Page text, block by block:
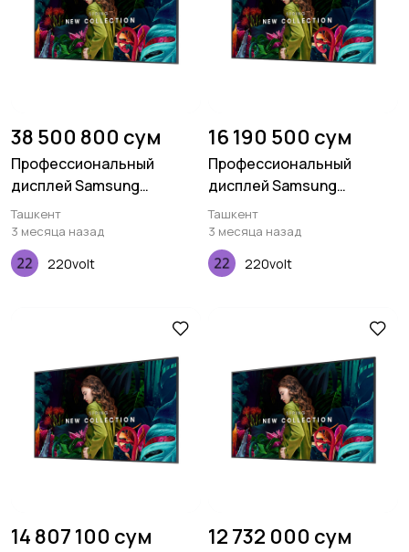
38 500 800 сум
Профессиональный
дисплей Samsung
Standalone QMC 75
дюймов
Ташкент
3 месяца назад
220volt
16 190 500 сум
Профессиональный
дисплей Samsung
Standalone QMC 55
дюймов
Ташкент
3 месяца назад
220volt
14 807 100 сум 12 732 000 сум